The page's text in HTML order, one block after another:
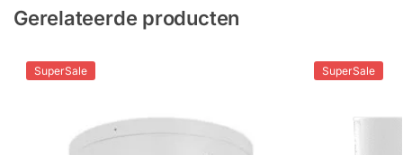
Gerelateerde producten
SuperSale SuperSale